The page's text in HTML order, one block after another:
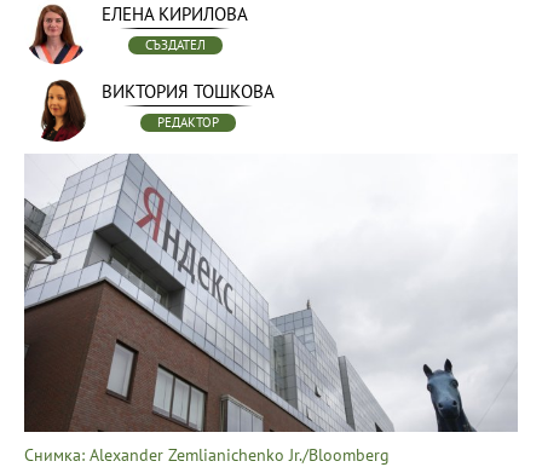
ЕЛЕНА КИРИЛОВА
СЪЗДАТЕЛ
ВИКТОРИЯ ТОШКОВА
РЕДАКТОР
Снимка: Alexander Zemlianichenko Jr./Bloomberg